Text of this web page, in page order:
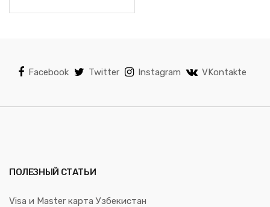
Facebook Twitter Instagram VKontakte
ПОЛЕЗНЫЙ СТАТЬИ
Visa и Master карта Узбекистан